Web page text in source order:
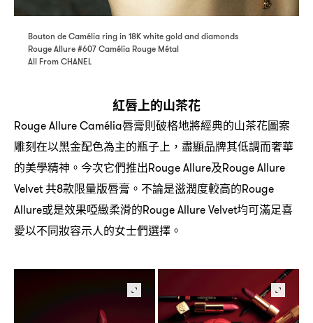
Bouton de Camélia ring in 18K white gold and diamonds
Rouge Allure #607 Camélia Rouge Métal
All From CHANEL
紅唇上的山茶花
Rouge Allure Camélia唇膏則破格地將經典的山茶花圖案
雕刻在以黑金配色為主的瓶子上 ， 盡顯品牌其低調而奢華
的美學精神。今次它們推出Rouge Allure及Rouge Allure
Velvet共8款限量版唇膏。不論是滋潤度較高的Rouge
Allure或是效果啞緻柔滑的Rouge Allure Velvet均可滿足喜
愛以不同妝容示人的女士們選擇。